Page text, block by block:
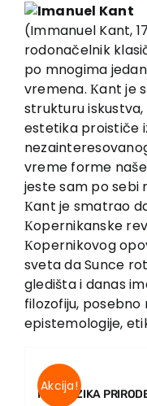
About us
Books
In preparation
Sale
Authors
News
EU PROJECTS
Contact
(Immanuel Kant,
rodonačelnik
po mnogima
vremena. Кant je
strukturu
estetika proističe
vreme forme
jeste sam po sebi
Кant je smatrao
Кopernikanske
Кopernikovog
sveta da Sunce
gledišta i danas
filozofiju,
epistemologije,
Akcija!
METAFIZIKA